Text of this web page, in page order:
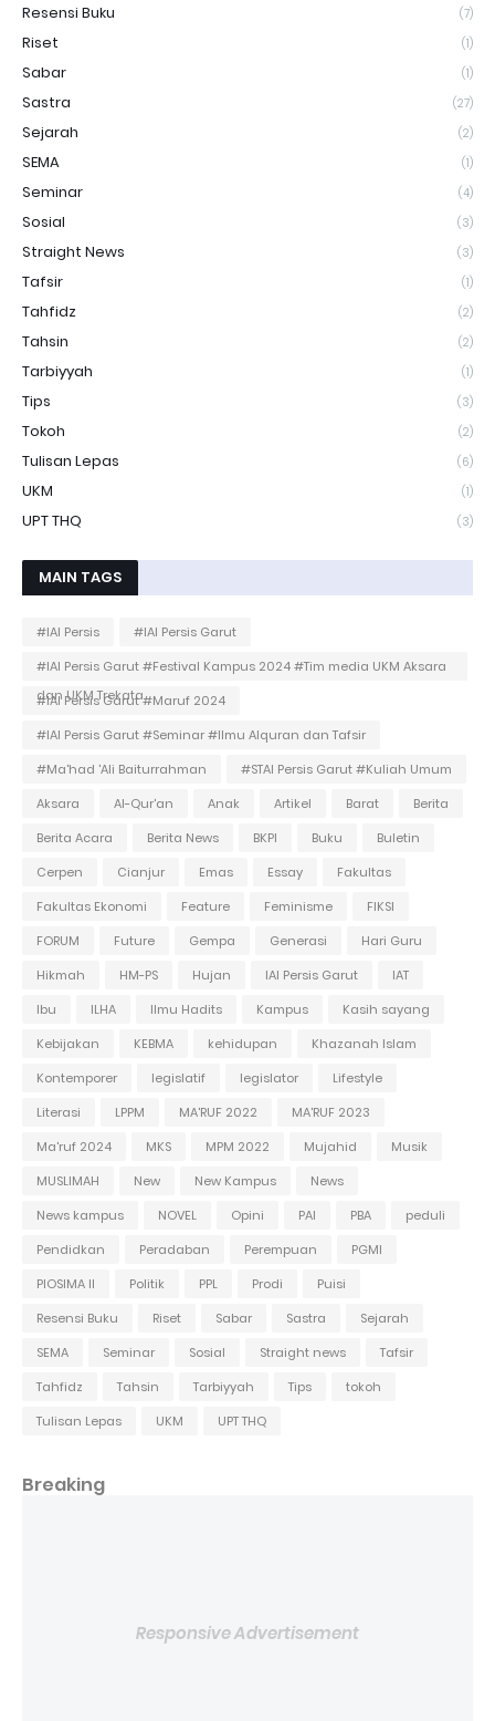
Resensi Buku (7)
Riset (1)
Sabar (1)
Sastra (27)
Sejarah (2)
SEMA (1)
Seminar (4)
Sosial (3)
Straight News (3)
Tafsir (1)
Tahfidz (2)
Tahsin (2)
Tarbiyyah (1)
Tips (3)
Tokoh (2)
Tulisan Lepas (6)
UKM (1)
UPT THQ (3)
MAIN TAGS
#IAI Persis
#IAI Persis Garut
#IAI Persis Garut #Festival Kampus 2024 #Tim media UKM Aksara
dan UKM Trekata
#IAI Persis Garut #Maruf 2024
#IAI Persis Garut #Seminar #Ilmu Alquran dan Tafsir
#Ma'had 'Ali Baiturrahman
#STAI Persis Garut #Kuliah Umum
Aksara
Al-Qur'an Anak Artikel Barat
Berita
Berita Acara
Berita News BKPI Buku
Buletin
Cerpen
Cianjur Emas Essay
Fakultas
Fakultas Ekonomi
Feature Feminisme
FIKSI
FORUM
Future Gempa Generasi
Hari Guru
Hikmah
HM-PS Hujan IAI Persis Garut
IAT
Ibu
ILHA Ilmu Hadits Kampus
Kasih sayang
Kebijakan
KEBMA kehidupan
Khazanah Islam
Kontemporer
legislatif legislator
Lifestyle
Literasi
LPPM MA'RUF 2022
MA'RUF 2023
Ma'ruf 2024
MKS MPM 2022 Mujahid
Musik
MUSLIMAH
New New Kampus
News
News kampus
NOVEL Opini PAI PBA
peduli
Pendidkan
Peradaban Perempuan
PGMI
PIOSIMA II
Politik PPL Prodi
Puisi
Resensi Buku
Riset Sabar Sastra
Sejarah
SEMA
Seminar Sosial Straight news
Tafsir
Tahfidz
Tahsin Tarbiyyah Tips
tokoh
Tulisan Lepas
UKM UPT THQ
Breaking
Responsive Advertisement